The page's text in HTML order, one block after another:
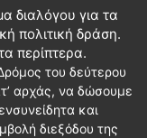
διαλόγου για τα
πολιτική δράση.
περίπτερα.
του δεύτερου
αρχάς, να δώσουμε
και
διεξόδου της